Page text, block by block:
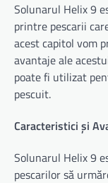
Solunarul Helix 9
printre pescarii
acest capitol vom
avantaje ale
poate fi utilizat
pescuit.
Caracteristici și
Solunarul Helix 9
pescarilor să